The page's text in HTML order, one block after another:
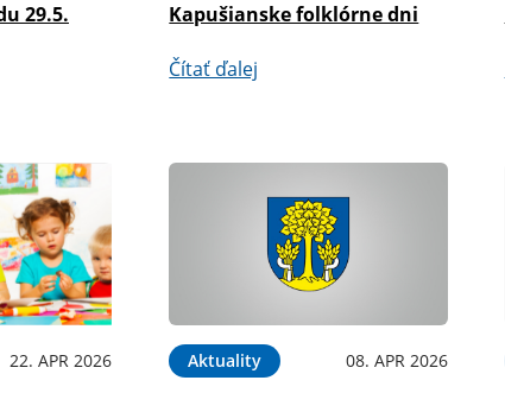
29.5.
Kapušianske folklórne dni
Čítať ďalej
22. APR 2026 Aktuality 08. APR 2026